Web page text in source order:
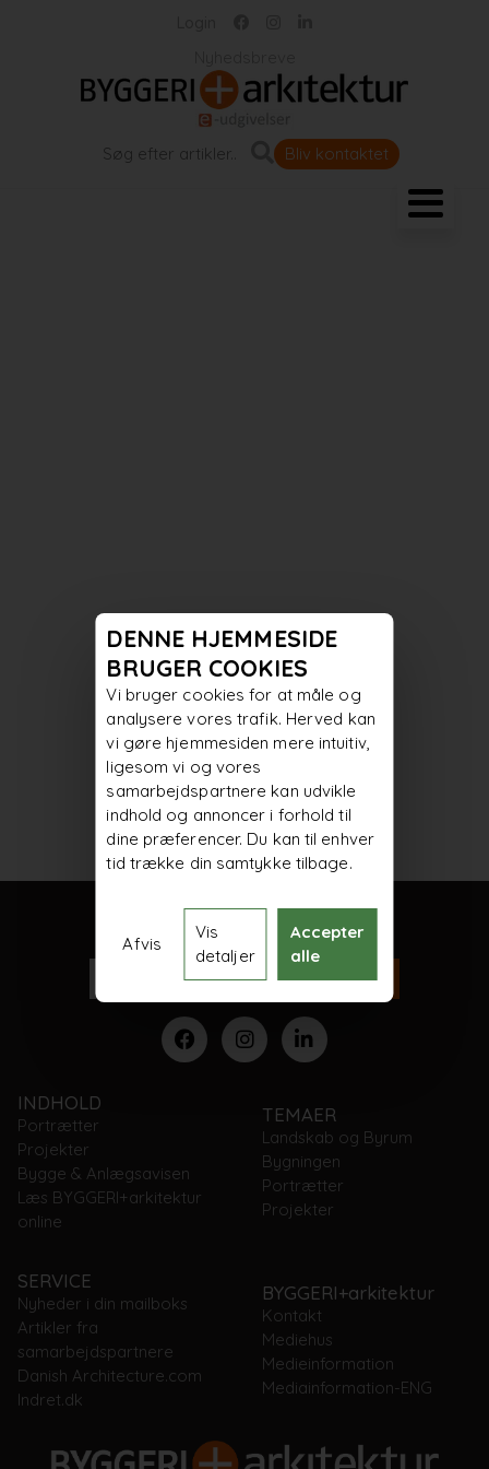
Bliv kontaktet
Tilmeld nyhedsbrevet her
INDHOLD
Portrætter
Projekter
Bygge & Anlægsavisen
Læs BYGGERI+arkitektur
online
TEMAER
Landskab og Byrum
Bygningen
Portrætter
Projekter
SERVICE
Nyheder i din mailboks
Artikler fra
samarbejdspartnere
Danish Architecture.com
Indret.dk
BYGGERI+arkitektur
Kontakt
Mediehus
Medieinformation
Mediainformation-ENG
DENNE HJEMMESIDE
BRUGER COOKIES
Vi bruger cookies for at måle og
analysere vores trafik. Herved kan
vi gøre hjemmesiden mere intuitiv,
ligesom vi og vores
samarbejdspartnere kan udvikle
indhold og annoncer i forhold til
dine præferencer. Du kan til enhver
tid trække din samtykke tilbage.
Afvis
Vis
detaljer
Accepter
alle